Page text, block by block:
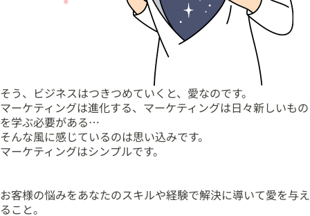
そう、ビジネスはつきつめていくと、愛なのです。
マーケティングは進化する、マーケティングは日々新しいもの
を学ぶ必要がある…
そんな風に感じているのは思い込みです。
マーケティングはシンプルです。
お客様の悩みをあなたのスキルや経験で解決に導いて愛を与え
ること。